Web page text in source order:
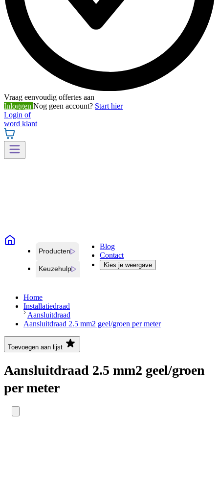
Vraag eenvoudig offertes aan
Inloggen Nog geen account? Start hier
Login of
word klant
Producten
Keuzehulp
Blog
Contact
Kies je weergave
Home
Installatiedraad
Aansluitdraad
Aansluitdraad 2.5 mm2 geel/groen per meter
Toevoegen aan lijst
Aansluitdraad 2.5 mm2 geel/groen
per meter